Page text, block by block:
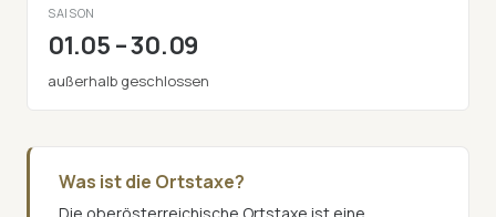
SAISON
01.05 – 30.09
außerhalb geschlossen
Was ist die Ortstaxe?